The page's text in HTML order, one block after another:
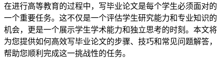
在进行高等教育的过程中，写毕业论文是每个学生必须面对的
一个重要任务。这不仅是一个评估学生研究能力和专业知识的
机会，更是一个展示学生学术能力和独立思考的时刻。本文将
为您提供如何高效写毕业论文的步骤、技巧和常见问题解答，
帮助您顺利完成这一挑战性的任务。